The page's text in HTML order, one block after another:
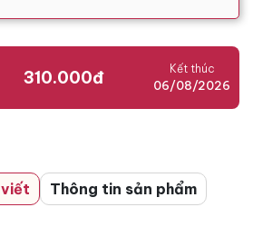
310.000đ Kết thúc
06/08/2026
Thông tin sản phẩm